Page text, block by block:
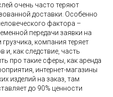
очень часто теряют
доставки. Особенно
фактора –
передачи заявки на
компания теряет
и, как следствие, часть
про такие сферы, как аренда
интернет-магазины
изделий на заказ, там
до 90% ценности